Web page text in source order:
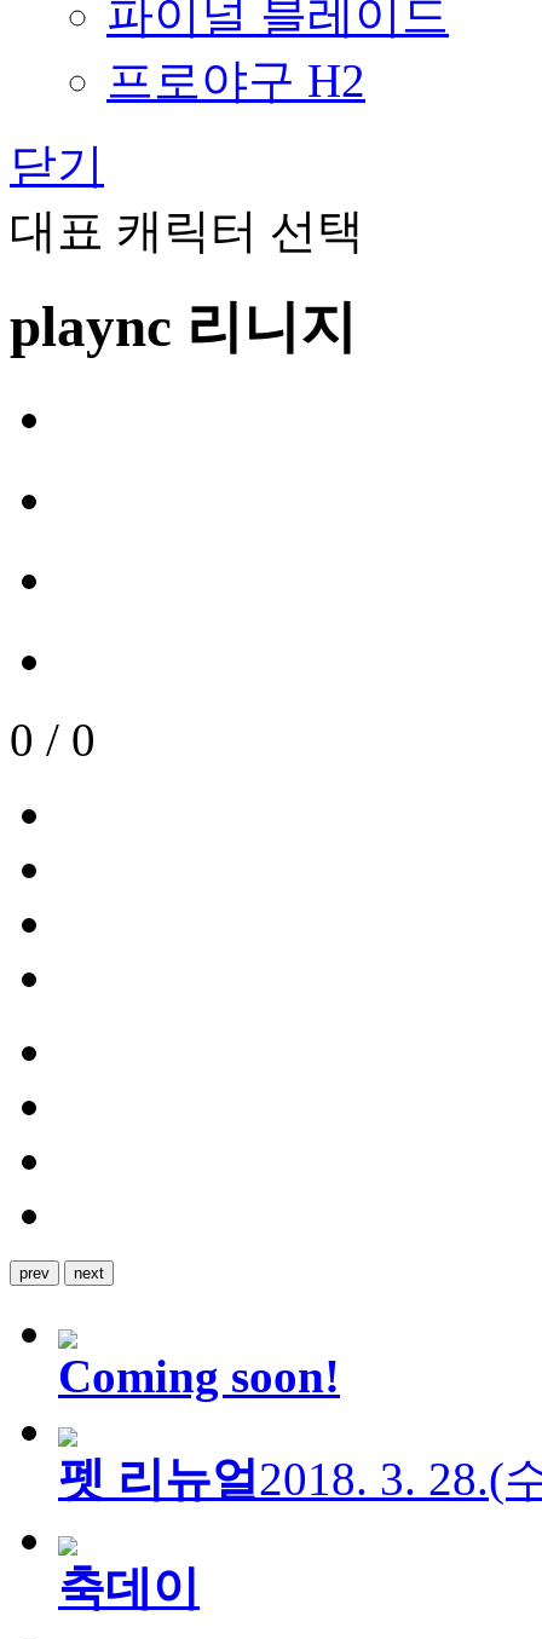
파이널 블레이드
프로야구 H2
닫기
대표 캐릭터 선택
plaync 리니지
0 / 0
prev next
Coming soon!
펫 리뉴얼2018. 3. 28.(
축데이